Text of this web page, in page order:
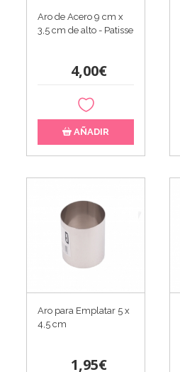
Aro de Acero 9 cm x
3,5 cm de alto - Patisse
4,00€
AÑADIR
Aro para Emplatar 5 x
4,5 cm
1,95€